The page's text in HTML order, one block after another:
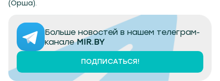
(Орша).
Больше новостей в нашем телеграм-
каналеMIR.BY
ПОДПИСАТЬСЯ!